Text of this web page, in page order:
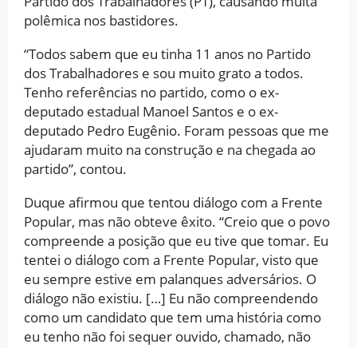
polêmica nos bastidores.
“Todos sabem que eu tinha 11 anos no Partido
dos Trabalhadores e sou muito grato a todos.
Tenho referências no partido, como o ex-
deputado estadual Manoel Santos e o ex-
deputado Pedro Eugênio. Foram pessoas que me
ajudaram muito na construção e na chegada ao
partido”, contou.
Duque afirmou que tentou diálogo com a Frente
Popular, mas não obteve êxito. “Creio que o povo
compreende a posição que eu tive que tomar. Eu
tentei o diálogo com a Frente Popular, visto que
eu sempre estive em palanques adversários. O
diálogo não existiu. […] Eu não compreendendo
como um candidato que tem uma história como
eu tenho não foi sequer ouvido, chamado, não